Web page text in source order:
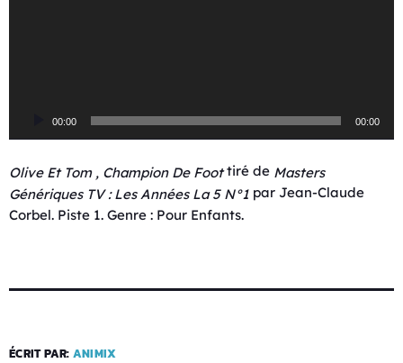
u
d
i
00:00 00:00
Olive Et Tom , Champion De Foottiré de Masters
Génériques TV : Les Années La 5 N°1 par Jean-Claude
Corbel. Piste 1. Genre : Pour Enfants.
ÉCRIT PAR: ANIMIX